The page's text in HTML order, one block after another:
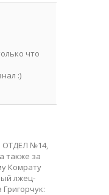
что
:)
ОТДЕЛ №14,
также за
Комрату
лжец-